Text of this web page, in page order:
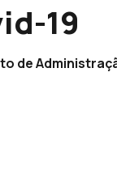
19
de